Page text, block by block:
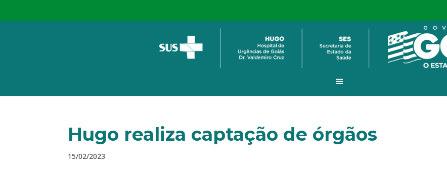
Hugo realiza captação de órgãos
15/02/2023